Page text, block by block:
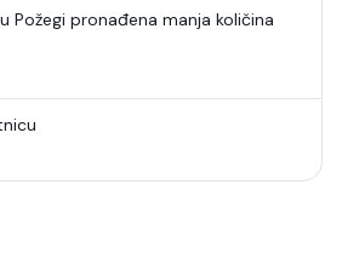
Požegi pronađena manja količina